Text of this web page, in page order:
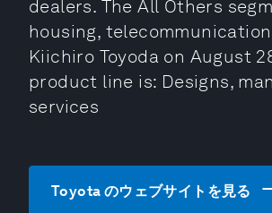
dealers. The All Others
housing,
Kiichiro Toyoda on August
product line is: Designs,
services
Toyota のウェブサイトを見る